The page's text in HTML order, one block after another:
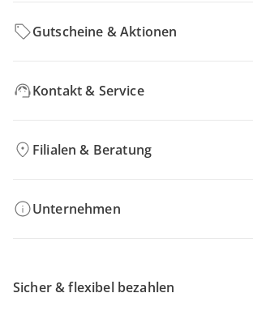
Gutscheine & Aktionen
Kontakt & Service
Filialen & Beratung
Unternehmen
Sicher & flexibel bezahlen